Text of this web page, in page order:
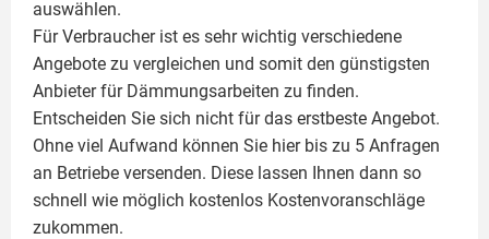
auswählen.
Für Verbraucher ist es sehr wichtig verschiedene
Angebote zu vergleichen und somit den günstigsten
Anbieter für Dämmungsarbeiten zu finden.
Entscheiden Sie sich nicht für das erstbeste Angebot.
Ohne viel Aufwand können Sie hier bis zu 5 Anfragen
an Betriebe versenden. Diese lassen Ihnen dann so
schnell wie möglich kostenlos Kostenvoranschläge
zukommen.